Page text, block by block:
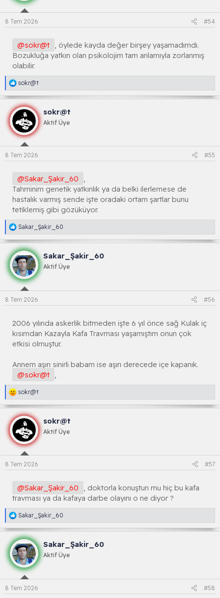
o
n
l
a
:
8 Tem 2026 #54
@sokr@t
, öylede kayda değer birşey yaşamadımdı.
Bozukluğa yatkın olan psikolojim tam anlamıyla zorlanmış
olabilir.
R
e
a
k
s
i
y
o
n
l
a
:
sokr@t
sokr@t
Aktif Üye
8 Tem 2026 #55
@Sakar_Şakir_60
,
Tahminim genetik yatkınlık ya da belki ilerlemese de
hastalık varmış sende işte oradaki ortam şartlar bunu
tetiklemiş gibi gözüküyor.
R
e
a
k
s
i
y
o
n
l
a
:
Sakar_Şakir_60
Sakar_Şakir_60
Aktif Üye
8 Tem 2026 #56
2006 yılında askerlik bitmeden işte 6 yıl önce sağ Kulak iç
kısımdan Kazayla Kafa Travması yaşamıştım onun çok
etkisi olmuştur.
Annem aşırı sinirli babam ise aşırı derecede içe kapanık.
@sokr@t
R
e
a
k
s
i
y
o
n
l
a
:
sokr@t
sokr@t
Aktif Üye
8 Tem 2026 #57
@Sakar_Şakir_60
, doktorla konuştun mu hiç bu kafa
travması ya da kafaya darbe olayını o ne diyor ?
R
e
a
k
s
i
y
o
n
l
a
Sakar_Şakir_60
Sakar_Şakir_60
Aktif Üye
8 Tem 2026 #58